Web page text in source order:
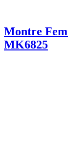
Montre
MK6825